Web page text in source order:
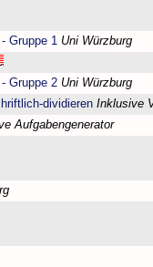
Gruppe 1 Uni Würzburg
Gruppe 2 Uni Würzburg
dividieren Inklusive
Aufgabengenerator